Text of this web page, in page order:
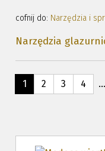
cofnij do: Narzędzia i
Narzędzia
1 2 3 4 …